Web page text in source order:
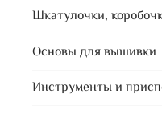
Шкатулочки,
Основы для вышивки
Инструменты и